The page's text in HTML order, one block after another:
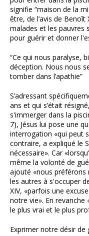
signifie “maison de la
être, de l’avis de Benoît
malades et les pauvres
pour guérir et donner
“Ce qui nous paralyse,
déception. Nous nous
tomber dans l’apathie”
S’adressant
ans et qui s’était
s'immerger dans la
7), Jésus lui pose une
interrogation «qui peut
contraire, a expliqué le
nécessaire». Car
même la volonté de
ajouté «nous préférons
les autres à s'occuper
XIV, «parfois une
notre vie». En
le plus vrai et le plus
Exprimer notre désir de